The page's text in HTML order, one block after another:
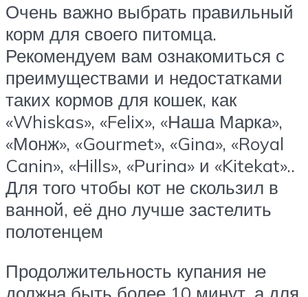
Очень важно выбрать правильный
корм для своего питомца.
Рекомендуем вам ознакомиться с
преимуществами и недостатками
таких кормов для кошек, как
«Whiskas», «Felix», «Наша Марка»,
«Монж», «Gourmet», «Gina», «Royal
Canin», «Hills», «Purina» и «Kitekat»..
Для того чтобы кот не скользил в
ванной, её дно лучше застелить
полотенцем
Продолжительность купания не